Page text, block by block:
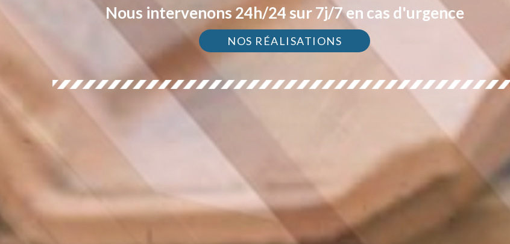
Nous intervenons 24h/24 sur 7j/7 en cas d'urgence
NOS RÉALISATIONS